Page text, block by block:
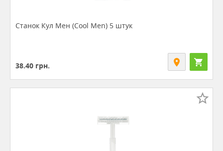
Станок Кул Мен (Cool Men) 5 штук
38.40 грн.